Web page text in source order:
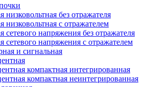
низковольтная без отражателя
низковольтная с отражателем
сетевого напряжения без отражателя
сетевого напряжения с отражателем
и сигнальная
компактная интегрированная
компактная неинтегрированная